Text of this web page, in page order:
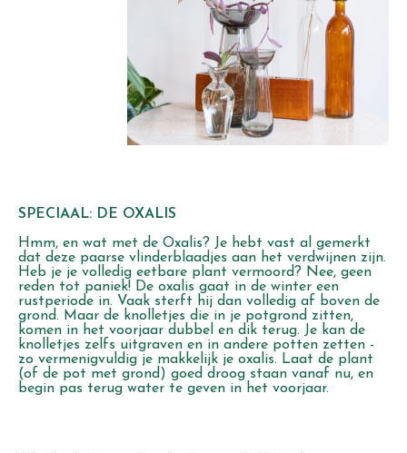
SPECIAAL: DE OXALIS
Hmm, en wat met de Oxalis? Je hebt vast al gemerkt
dat deze paarse vlinderblaadjes aan het verdwijnen zijn.
Heb je je volledig eetbare plant vermoord? Nee, geen
reden tot paniek! De oxalis gaat in de winter een
rustperiode in. Vaak sterft hij dan volledig af boven de
grond. Maar de knolletjes die in je potgrond zitten,
komen in het voorjaar dubbel en dik terug. Je kan de
knolletjes zelfs uitgraven en in andere potten zetten -
zo vermenigvuldig je makkelijk je oxalis. Laat de plant
(of de pot met grond) goed droog staan vanaf nu, en
begin pas terug water te geven in het voorjaar.